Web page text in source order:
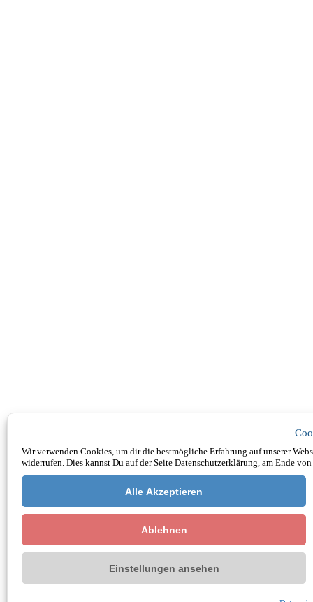
Wir verwenden Cookies, um dir die bestmögliche Erfahrung auf unserer
widerrufen. Dies kannst Du auf der Seite Datenschutzerklärung, am Ende
Alle Akzeptieren
Ablehnen
Einstellungen ansehen